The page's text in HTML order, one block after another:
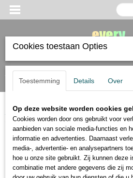
Inloggen Registreren
Home>Copic>Copic Opaque dekkende
Cookies toestaan Opties
Toestemming Details Over
Op deze website worden cookies
Cookies worden door ons gebruikt voor
aanbieden van sociale media-functies en
informatie en advertenties. Daarnaast
media-, advertentie- en analysepartners
hoe u onze site gebruikt. Zij kunnen deze
combinatie met andere gegevens die zij